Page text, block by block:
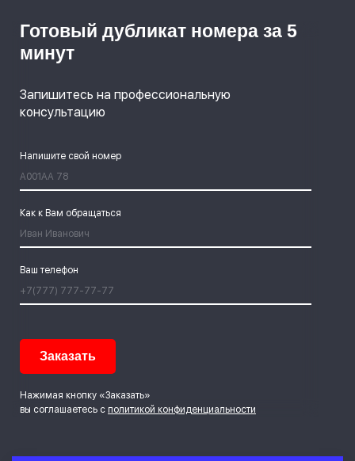
Готовый дубликат номера за 5
минут
Запишитесь на профессиональную
консультацию
Напишите свой номер
Как к Вам обращаться
Ваш телефон
Нажимая кнопку «Заказать»
вы соглашаетесь с политикой конфиденциальности